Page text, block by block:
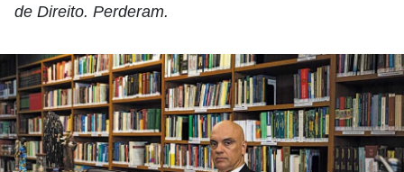
de Direito. Perderam.